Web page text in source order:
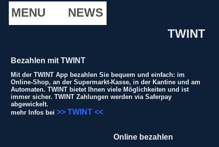
MENU
NEWS
TWINT
Bezahlen mit TWINT
Mit der TWINT App bezahlen Sie bequem und einfach: im
Online-Shop, an der Supermarkt-Kasse, in der Kantine und am
Automaten. TWINT bietet Ihnen viele Möglichkeiten und ist
immer sicher. TWINT Zahlungen werden via Saferpay
abgewickelt.
mehr Infos bei >> TWINT <<
Online bezahlen